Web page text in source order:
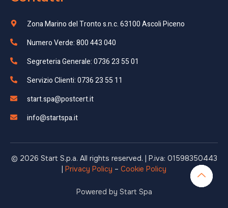
Zona Marino del Tronto s.n.c. 63100 Ascoli Piceno
Numero Verde: 800 443 040
Segreteria Generale: 0736 23 55 01
Servizio Clienti: 0736 23 55 11
start.spa@postcert.it
info@startspa.it
© 2026 Start S.p.a. All rights reserved. | P.iva: 01598350443
| Privacy Policy – Cookie Policy
Powered by Start Spa